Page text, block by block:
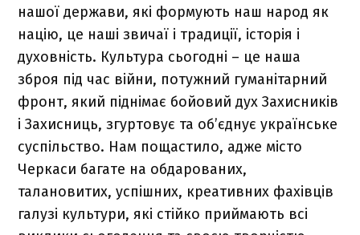
нашої держави, які формують наш народ як
націю, це наші звичаї і традиції, історія і
духовність. Культура сьогодні – це наша
зброя під час війни, потужний гуманітарний
фронт, який піднімає бойовий дух Захисників
і Захисниць, згуртовує та об’єднує українське
суспільство. Нам пощастило, адже місто
Черкаси багате на обдарованих,
талановитих, успішних, креативних фахівців
галузі культури, які стійко приймають всі